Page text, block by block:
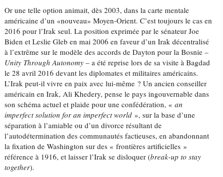
Or une telle option animait, dès 2003, dans la carte mentale
américaine d’un «nouveau» Moyen-Orient. C’est toujours le cas en
2016 pour l’Irak seul. La position exprimée par le sénateur Joe
Biden et Leslie Gleb en mai 2006 en faveur d’un Irak décentralisé
à l’extrême sur le modèle des accords de Dayton pour la Bosnie –
Unity Through Autonomy – a été reprise lors de sa visite à Bagdad
le 28 avril 2016 devant les diplomates et militaires américains.
L’Irak peut-il vivre en paix avec lui-même ? Un ancien conseiller
américain en Irak, Ali Khedery, pense le pays ingouvernable dans
son schéma actuel et plaide pour une confédération, «an
imperfect solution for an imperfect world», sur la base d’une
séparation à l’amiable ou d’un divorce résultant de
l’autodétermination des communautés factieuses, en abandonnant
la fixation de Washington sur des « frontières artificielles »
référence à 1916, et laisser l’Irak se disloquer (break-up to stay
together).